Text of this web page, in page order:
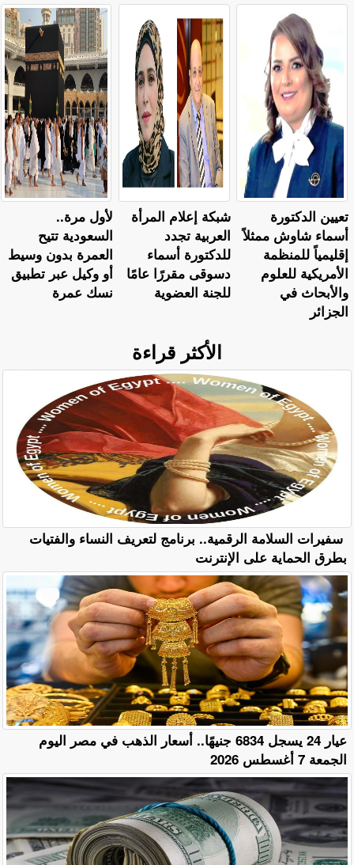
لأول مرة..
السعودية تتيح
العمرة بدون وسيط
أو وكيل عبر تطبيق
نسك عمرة
شبكة إعلام المرأة
العربية تجدد
للدكتورة أسماء
دسوقى مقررًا عامًا
للجنة العضوية
تعيين الدكتورة
أسماء شاوش ممثلاً
إقليمياً للمنظمة
الأمريكية للعلوم
والأبحاث في
الجزائر
الأكثر قراءة
سفيرات السلامة الرقمية.. برنامج لتعريف النساء والفتيات
بطرق الحماية على الإنترنت
عيار 24 يسجل 6834 جنيهًا.. أسعار الذهب في مصر اليوم
الجمعة 7 أغسطس 2026